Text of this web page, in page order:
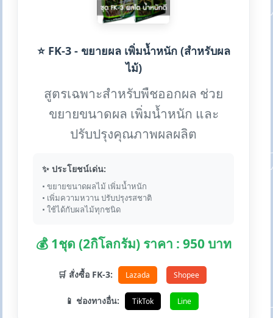
⭐ FK-3 - ขยายผล เพิ่มน้ำหนัก (สำหรับผล
ไม้)
สูตรเฉพาะสำหรับพืชออกผล ช่วย
ขยายขนาดผล เพิ่มน้ำหนัก และ
ปรับปรุงคุณภาพผลผลิต
✨ ประโยชน์เด่น:
• ขยายขนาดผลไม้ เพิ่มน้ำหนัก
• เพิ่มความหวาน ปรับปรุงรสชาติ
• ใช้ได้กับผลไม้ทุกชนิด
💰 1ชุด (2กิโลกรัม) ราคา : 950 บาท
🛒 สั่งซื้อ FK-3: Lazada Shopee
📱 ช่องทางอื่น: TikTok Line